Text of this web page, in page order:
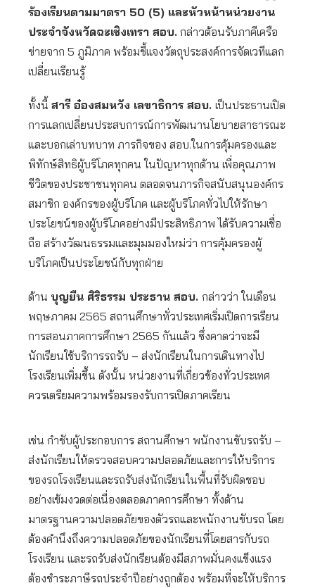
ร้องเรียนตามมาตรา 50 (5) และหัวหน้าหน่วยงาน
ประจำจังหวัดฉะเชิงเทรา สอบ. กล่าวต้อนรับภาคีเครือ
ข่ายจาก 5 ภูมิภาค พร้อมชี้แจงวัตถุประสงค์การจัดเวทีแลก
เปลี่ยนเรียนรู้
ทั้งนี้ สารี อ๋องสมหวัง เลขาธิการ สอบ. เป็นประธานเปิด
การแลกเปลี่ยนประสบการณ์การพัฒนานโยบายสาธารณะ
และบอกเล่าบทบาท ภารกิจของ สอบ.ในการคุ้มครองและ
พิทักษ์สิทธิผู้บริโภคทุกคน ในปัญหาทุกด้าน เพื่อคุณภาพ
ชีวิตของประชาชนทุกคน ตลอดจนภารกิจสนับสนุนองค์กร
สมาชิก องค์กรของผู้บริโภค และผู้บริโภคทั่วไปให้รักษา
ประโยชน์ของผู้บริโภคอย่างมีประสิทธิภาพ ได้รับความเชื่อ
ถือ สร้างวัฒนธรรมและมุมมองใหม่ว่า การคุ้มครองผู้
บริโภคเป็นประโยชน์กับทุกฝ่าย
ด้าน บุญยืน ศิริธรรม ประธาน สอบ. กล่าวว่า ในเดือน
พฤษภาคม 2565 สถานศึกษาทั่วประเทศเริ่มเปิดการเรียน
การสอนภาคการศึกษา 2565 กันแล้ว ซึ่งคาดว่าจะมี
นักเรียนใช้บริการรถรับ – ส่งนักเรียนในการเดินทางไป
โรงเรียนเพิ่มขึ้น ดังนั้น หน่วยงานที่เกี่ยวข้องทั่วประเทศ
ควรเตรียมความพร้อมรองรับการเปิดภาคเรียน
เช่น กำชับผู้ประกอบการ สถานศึกษา พนักงานขับรถรับ –
ส่งนักเรียนให้ตรวจสอบความปลอดภัยและการให้บริการ
ของรถโรงเรียนและรถรับส่งนักเรียนในพื้นที่รับผิดชอบ
อย่างเข้มงวดต่อเนื่องตลอดภาคการศึกษา ทั้งด้าน
มาตรฐานความปลอดภัยของตัวรถและพนักงานขับรถ โดย
ต้องคำนึงถึงความปลอดภัยของนักเรียนที่โดยสารกับรถ
โรงเรียน และรถรับส่งนักเรียนต้องมีสภาพมั่นคงแข็งแรง
ต้องชำระภาษีรถประจำปีอย่างถูกต้อง พร้อมที่จะให้บริการ